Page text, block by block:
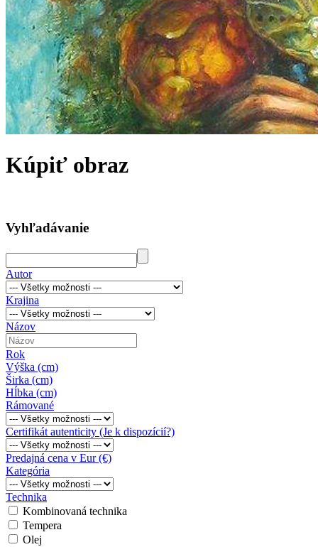
Kúpiť obraz
Vyhľadávanie
Autor
Krajina
Názov
Rok
Výška (cm)
Širka (cm)
Hĺbka (cm)
Rámované
Certifikát autenticity (Je k dispozícií?)
Predajná cena v Eur (€)
Kategória
Technika
Kombinovaná technika
Tempera
Olej